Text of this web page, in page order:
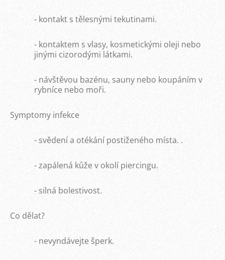
- kontakt s tělesnými tekutinami.
- kontaktem s vlasy, kosmetickými oleji nebo
jinými cizorodými látkami.
- návštěvou bazénu, sauny nebo koupáním v
rybníce nebo moři.
Symptomy infekce
- svědení a otékání postiženého místa. .
- zapálená kůže v okolí piercingu.
- silná bolestivost.
Co dělat?
- nevyndávejte šperk.